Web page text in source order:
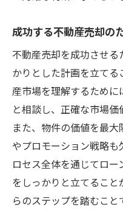
売却を円滑に
不動産売却を
プローチ
ローン完済に向け
そう
売却を通じて
標設定
最終的なゴー
ローン完済を
成功する不動産売却の
不動産売却を成功させ
かりとした計画を立て
産市場を理解するため
と相談し、正確な市場価
また、物件の価値を最
やプロモーション戦略
ロセス全体を通じてロ
をしっかりと立てるこ
らのステップを踏むこ